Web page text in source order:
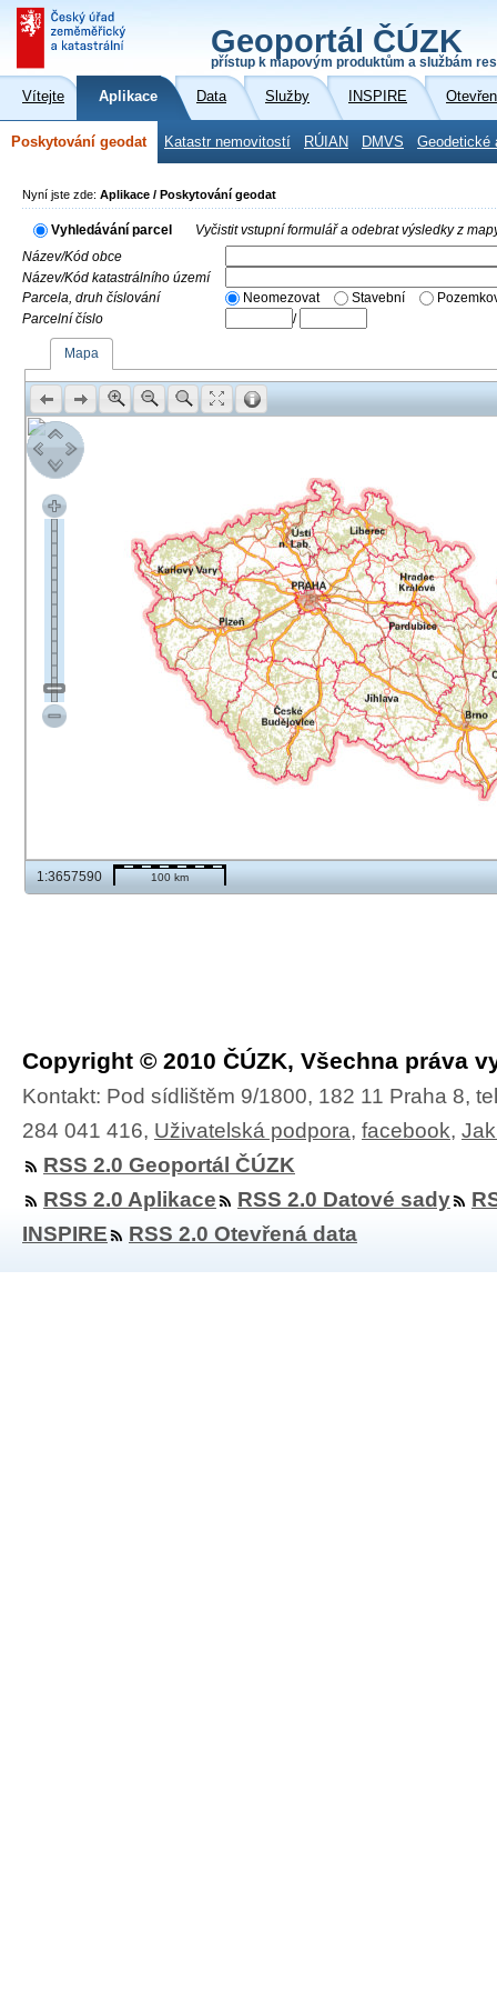
Geoportál ČÚZK
přístup k mapovým produktům a službám
Vítejte Aplikace Data Služby INSPIRE
Poskytování geodat Katastr nemovitostí RÚIAN DMVS Geodetické
Nyní jste zde: Aplikace / Poskytování geodat
Vyhledávání parcel
Vyčistit vstupní formulář a odebrat výsledky z
Název/Kód obce
Název/Kód katastrálního území
Parcela, druh číslování
Neomezovat Stavební
Parcelní číslo
/
Mapa
1:3657590 100 km
Copyright © 2010 ČÚZK, Všechna práva
Kontakt: Pod sídlištěm 9/1800, 182 11 Praha 8,
284 041 416, Uživatelská podpora, facebook,
RSS 2.0 Geoportál ČÚZK
RSS 2.0 Aplikace
RSS 2.0 Datové sady
INSPIRE
RSS 2.0 Otevřená data